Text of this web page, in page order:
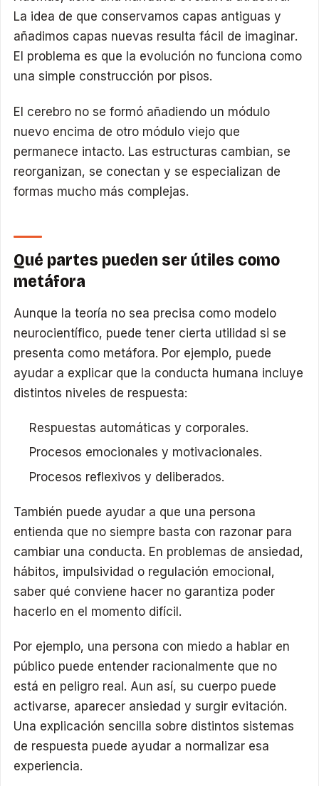
La idea de que conservamos capas antiguas y
añadimos capas nuevas resulta fácil de imaginar.
El problema es que la evolución no funciona como
una simple construcción por pisos.
El cerebro no se formó añadiendo un módulo
nuevo encima de otro módulo viejo que
permanece intacto. Las estructuras cambian, se
reorganizan, se conectan y se especializan de
formas mucho más complejas.
Qué partes pueden ser útiles como
metáfora
Aunque la teoría no sea precisa como modelo
neurocientífico, puede tener cierta utilidad si se
presenta como metáfora. Por ejemplo, puede
ayudar a explicar que la conducta humana incluye
distintos niveles de respuesta:
Respuestas automáticas y corporales.
Procesos emocionales y motivacionales.
Procesos reflexivos y deliberados.
También puede ayudar a que una persona
entienda que no siempre basta con razonar para
cambiar una conducta. En problemas de ansiedad,
hábitos, impulsividad o regulación emocional,
saber qué conviene hacer no garantiza poder
hacerlo en el momento difícil.
Por ejemplo, una persona con miedo a hablar en
público puede entender racionalmente que no
está en peligro real. Aun así, su cuerpo puede
activarse, aparecer ansiedad y surgir evitación.
Una explicación sencilla sobre distintos sistemas
de respuesta puede ayudar a normalizar esa
experiencia.